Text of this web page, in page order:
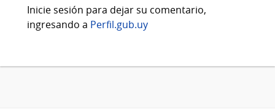
Inicie sesión para dejar su comentario,
ingresando a Perfil.gub.uy